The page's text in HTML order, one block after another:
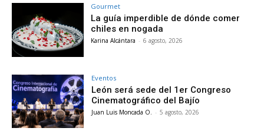
Gourmet
La guía imperdible de dónde comer
chiles en nogada
Karina Alcántara - 6 agosto, 2026
Eventos
León será sede del 1er Congreso
Cinematográfico del Bajío
Juan Luis Moncada O. - 5 agosto, 2026